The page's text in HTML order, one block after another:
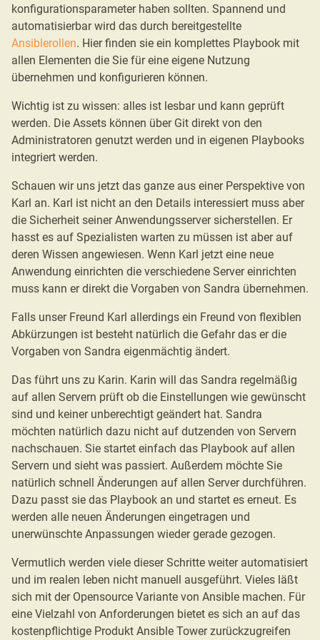
konfigurationsparameter haben sollten. Spannend und
automatisierbar wird das durch bereitgestellte
Ansiblerollen. Hier finden sie ein komplettes Playbook mit
allen Elementen die Sie für eine eigene Nutzung
übernehmen und konfigurieren können.
Wichtig ist zu wissen: alles ist lesbar und kann geprüft
werden. Die Assets können über Git direkt von den
Administratoren genutzt werden und in eigenen Playbooks
integriert werden.
Schauen wir uns jetzt das ganze aus einer Perspektive von
Karl an. Karl ist nicht an den Details interessiert muss aber
die Sicherheit seiner Anwendungsserver sicherstellen. Er
hasst es auf Spezialisten warten zu müssen ist aber auf
deren Wissen angewiesen. Wenn Karl jetzt eine neue
Anwendung einrichten die verschiedene Server einrichten
muss kann er direkt die Vorgaben von Sandra übernehmen.
Falls unser Freund Karl allerdings ein Freund von flexiblen
Abkürzungen ist besteht natürlich die Gefahr das er die
Vorgaben von Sandra eigenmächtig ändert.
Das führt uns zu Karin. Karin will das Sandra regelmäßig
auf allen Servern prüft ob die Einstellungen wie gewünscht
sind und keiner unberechtigt geändert hat. Sandra
möchten natürlich dazu nicht auf dutzenden von Servern
nachschauen. Sie startet einfach das Playbook auf allen
Servern und sieht was passiert. Außerdem möchte Sie
natürlich schnell Änderungen auf allen Server durchführen.
Dazu passt sie das Playbook an und startet es erneut. Es
werden alle neuen Änderungen eingetragen und
unerwünschte Anpassungen wieder gerade gezogen.
Vermutlich werden viele dieser Schritte weiter automatisiert
und im realen leben nicht manuell ausgeführt. Vieles läßt
sich mit der Opensource Variante von Ansible machen. Für
eine Vielzahl von Anforderungen bietet es sich an auf das
kostenpflichtige Produkt Ansible Tower zurückzugreifen